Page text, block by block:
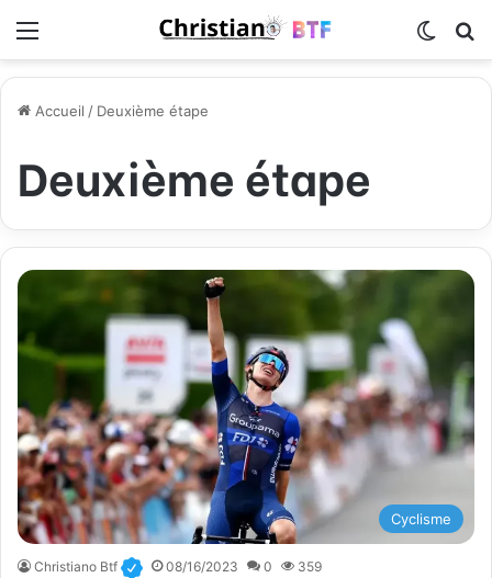
Accueil / Deuxième étape
Deuxième étape
Cyclisme
Christiano Btf 08/16/2023 0 359